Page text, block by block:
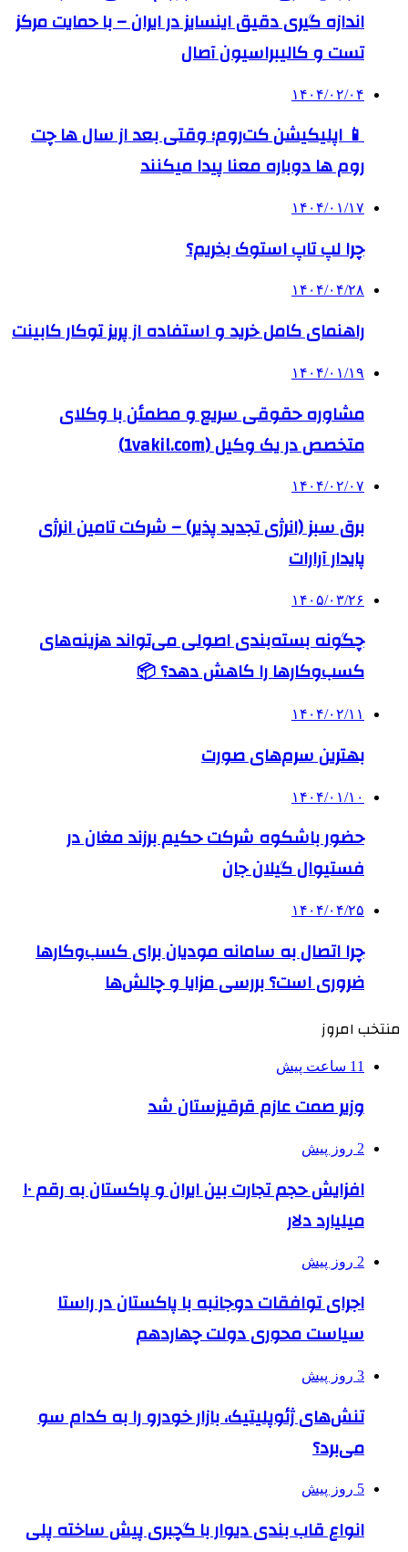
اندازه گیری دقیق اینسایز در ایران – با حمایت مرکز
تست و کالیبراسیون آصال
۱۴۰۴/۰۲/۰۴
📱 اپلیکیشن کت‌روم؛ وقتی بعد از سال ها چت
روم ها دوباره معنا پیدا میکنند
۱۴۰۴/۰۱/۱۷
چرا لپ تاپ استوک بخریم؟
۱۴۰۴/۰۴/۲۸
راهنمای کامل خرید و استفاده از پریز توکار کابینت
۱۴۰۴/۰۱/۱۹
مشاوره حقوقی سریع و مطمئن با وکلای
متخصص در یک وکیل (1vakil.com)
۱۴۰۴/۰۲/۰۷
برق سبز (انرژی تجدید پذیر) – شرکت تامین انرژی
پایدار آرارات
۱۴۰۵/۰۳/۲۶
چگونه بسته‌بندی اصولی می‌تواند هزینه‌های
کسب‌وکارها را کاهش دهد؟ 📦
۱۴۰۴/۰۲/۱۱
بهترین سرم‌های صورت
۱۴۰۴/۰۱/۱۰
حضور باشکوه شرکت حکیم برزند مغان در
فستیوال گیلان جان
۱۴۰۴/۰۴/۲۵
چرا اتصال به سامانه مودیان برای کسب‌وکارها
ضروری است؟ بررسی مزایا و چالش‌ها
منتخب امروز
11 ساعت پیش
وزیر صمت عازم قرقیزستان شد
2 روز پیش
افزایش حجم تجارت بین ایران و پاکستان به رقم ۱۰
میلیارد دلار
2 روز پیش
اجرای توافقات دوجانبه با پاکستان در راستا
سیاست محوری دولت چهاردهم
3 روز پیش
تنش‌های ژئوپلیتیک، بازار خودرو را به کدام سو
می‌برد؟
5 روز پیش
انواع قاب بندی دیوار با گچبری پیش ساخته پلی